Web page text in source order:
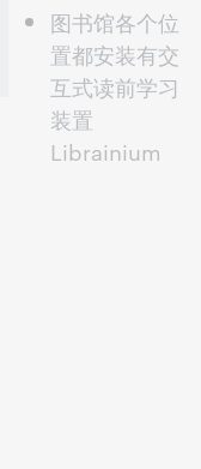
图书馆各个位
置都安装有交
互式读前学习
装置
Librainium